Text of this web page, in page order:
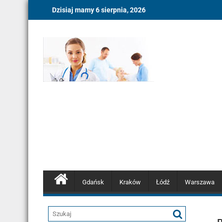
Dzisiaj mamy 6 sierpnia, 2026
Gdańsk Kraków Łódź Warszawa